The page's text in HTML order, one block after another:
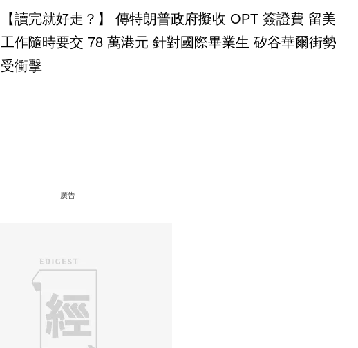
【讀完就好走？】 傳特朗普政府擬收 OPT 簽證費 留美
工作隨時要交 78 萬港元 針對國際畢業生 矽谷華爾街勢
受衝擊
廣告